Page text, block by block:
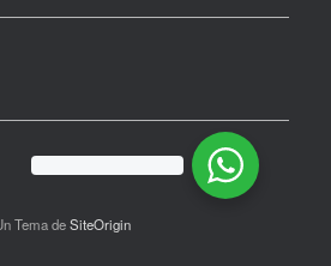
Tema deSiteOrigin